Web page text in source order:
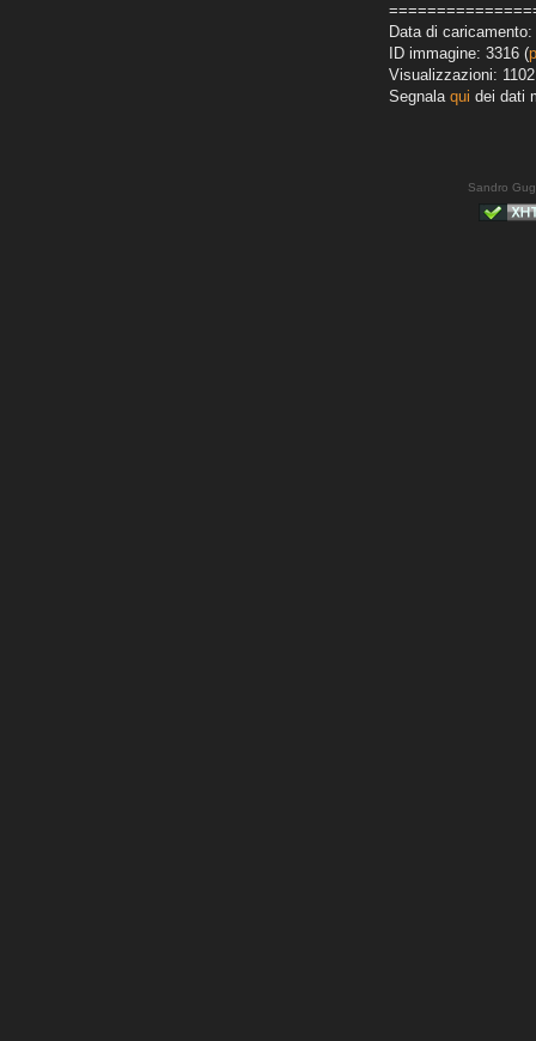
Data di
ID immagine: 3316 (
Visualizzazioni: 1102
Segnala qui dei dati
Sandro